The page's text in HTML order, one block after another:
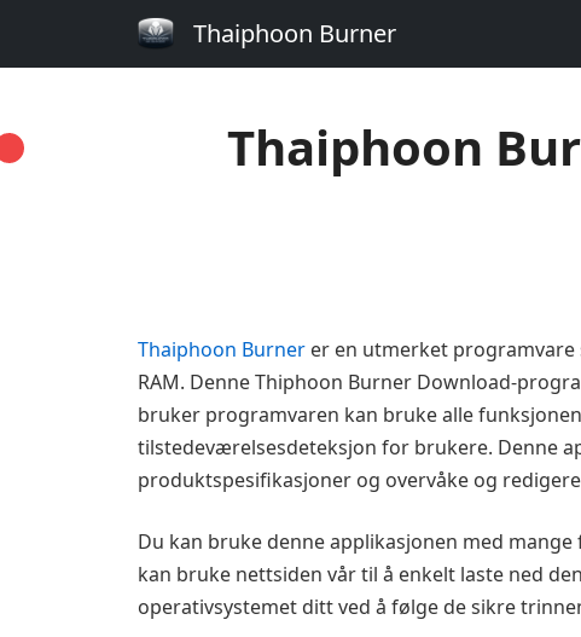
Thaiphoon Burner
Thaiphoon
Thaiphoon Burner er en utmerket programvare
RAM. Denne Thiphoon Burner Download-
bruker programvaren kan bruke alle
tilstedeværelsesdeteksjon for brukere. Denne
produktspesifikasjoner og overvåke og
Du kan bruke denne applikasjonen med
kan bruke nettsiden vår til å enkelt laste ned
operativsystemet ditt ved å følge de sikre